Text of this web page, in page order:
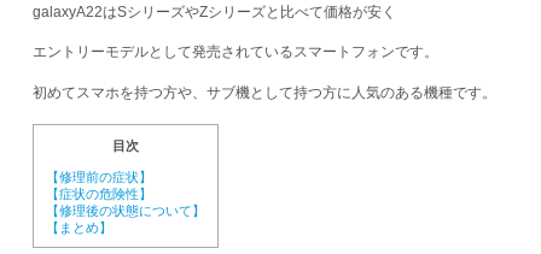
galaxyA22はSシリーズやZシリーズと比べて価格が安く
エントリーモデルとして発売されているスマートフォンです。
初めてスマホを持つ方や、サブ機として持つ方に人気のある機種です。
目次
【修理前の症状】
【症状の危険性】
【修理後の状態について】
【まとめ】